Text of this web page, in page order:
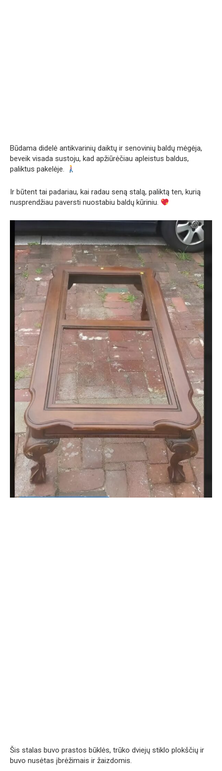
Būdama didelė antikvarinių daiktų ir senovinių baldų mėgėja,
beveik visada sustoju, kad apžiūrėčiau apleistus baldus,
paliktus pakelėje.
Ir būtent tai padariau, kai radau seną stalą, paliktą ten, kurią
nusprendžiau paversti nuostabiu baldų kūriniu.
Šis stalas buvo prastos būklės, trūko dviejų stiklo plokščių ir
buvo nusėtas įbrėžimais ir žaizdomis.